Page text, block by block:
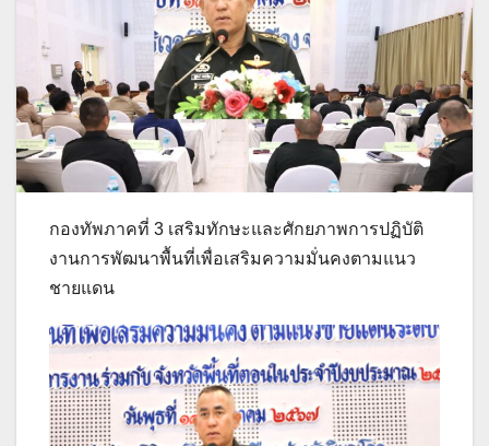
กองทัพภาคที่ 3 เสริมทักษะและศักยภาพการปฏิบัติ
งานการพัฒนาพื้นที่เพื่อเสริมความมั่นคงตามแนว
ชายแดน